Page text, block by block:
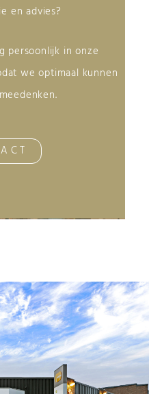
en advies?
persoonlijk in onze
we optimaal kunnen